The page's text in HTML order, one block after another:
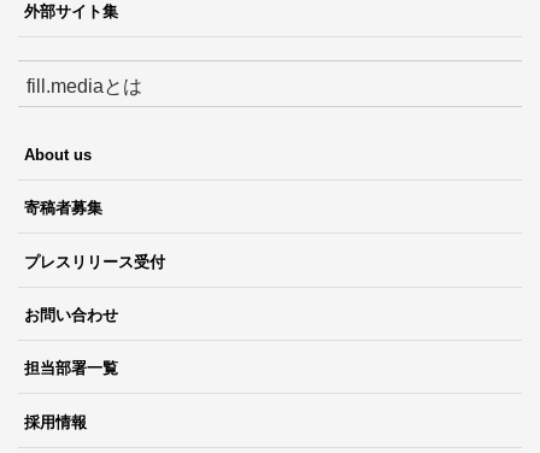
外部サイト集
fill.mediaとは
About us
寄稿者募集
プレスリリース受付
お問い合わせ
担当部署一覧
採用情報